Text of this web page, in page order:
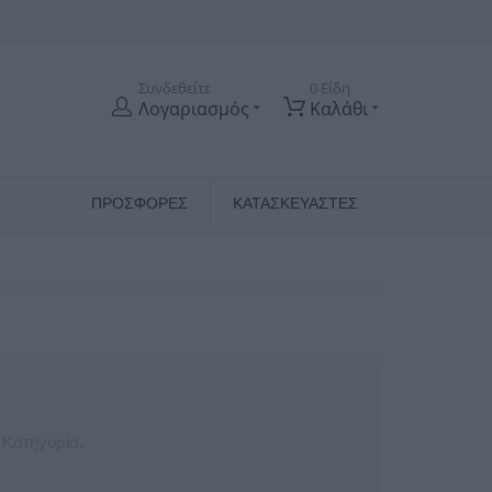
Συνδεθείτε
Λογαριασμός
0 Είδη
Καλάθι
ΠΡΟΣΦΟΡΕΣ ΚΑΤΑΣΚΕΥΑΣΤΈΣ